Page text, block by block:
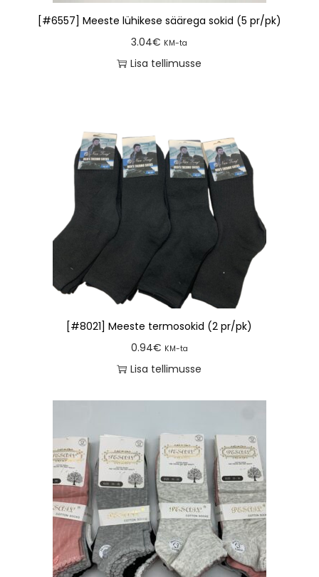
[#6557] Meeste lühikese säärega sokid (5 pr/pk)
3.04€ KM-ta
Lisa tellimusse
[#8021] Meeste termosokid (2 pr/pk)
0.94€ KM-ta
Lisa tellimusse